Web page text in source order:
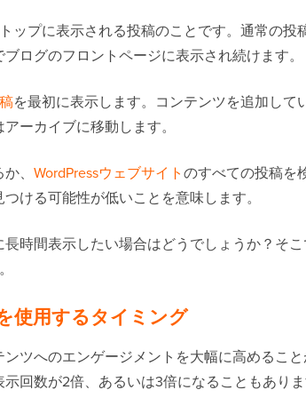
ップに表示される投稿のことです。通常の投
ログのフロントページに表示され続けます。
を最初に表示します。コンテンツを追加して
ーカイブに移動します。
、 WordPressウェブサイトのすべての投稿を
ける可能性が低いことを意味します。
長時間表示したい場合はどうでしょうか？そ
使用するタイミング
ツへのエンゲージメントを大幅に高めること
回数が2倍、あるいは3倍になることもありま